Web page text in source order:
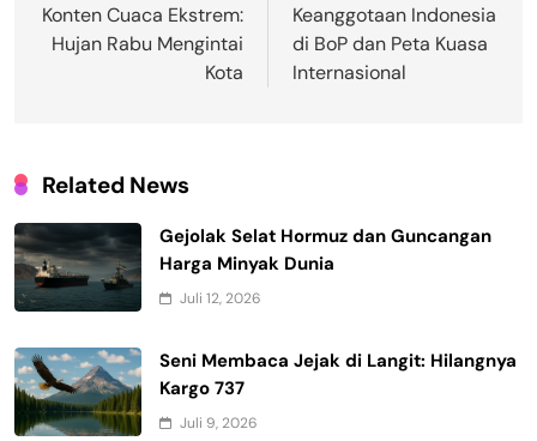
pos
Konten Cuaca Ekstrem:
Hujan Rabu Mengintai
Kota
Keanggotaan Indonesia
di BoP dan Peta Kuasa
Internasional
Related News
Gejolak Selat Hormuz dan Guncangan
Harga Minyak Dunia
Juli 12, 2026
Seni Membaca Jejak di Langit: Hilangnya
Kargo 737
Juli 9, 2026